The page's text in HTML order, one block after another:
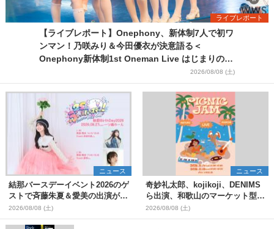
ライブレポート
【ライブレポート】Onephony、新体制7人で初ワ
ンマン！乃咲みり＆今田優衣が決意語る＜
Onephony新体制1st Oneman Live はじまりの夏
2026/08/08 (土)
ニュース
結那バースデーイベント2026のゲ
ストで斉藤朱夏＆愛美の出演が決
定
2026/08/08 (土)
ニュース
奇妙礼太郎、kojikoji、DENIMS
ら出演、和歌山のマーケット型野
外イベント『PICNIC JAM
2026』早割チケット発売開始
2026/08/08 (土)